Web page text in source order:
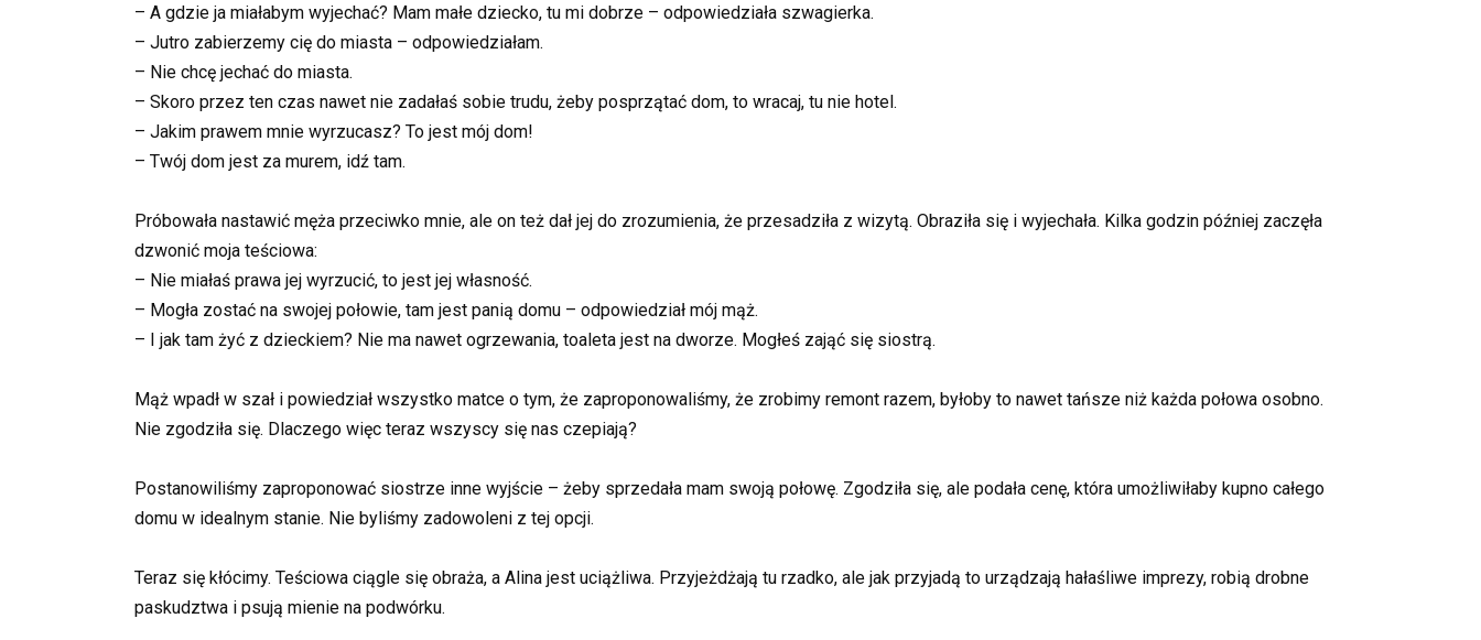
– A gdzie ja miałabym wyjechać? Mam małe dziecko, tu mi dobrze – odpowiedziała szwagierka.
– Jutro zabierzemy cię do miasta – odpowiedziałam.
– Nie chcę jechać do miasta.
– Skoro przez ten czas nawet nie zadałaś sobie trudu, żeby posprzątać dom, to wracaj, tu nie hotel.
– Jakim prawem mnie wyrzucasz? To jest mój dom!
– Twój dom jest za murem, idź tam.
Próbowała nastawić męża przeciwko mnie, ale on też dał jej do zrozumienia, że przesadziła z wizytą. Obraziła się i wyjechała. Kilka godzin później zaczęła
dzwonić moja teściowa:
– Nie miałaś prawa jej wyrzucić, to jest jej własność.
– Mogła zostać na swojej połowie, tam jest panią domu – odpowiedział mój mąż.
– I jak tam żyć z dzieckiem? Nie ma nawet ogrzewania, toaleta jest na dworze. Mogłeś zająć się siostrą.
Mąż wpadł w szał i powiedział wszystko matce o tym, że zaproponowaliśmy, że zrobimy remont razem, byłoby to nawet tańsze niż każda połowa osobno.
Nie zgodziła się. Dlaczego więc teraz wszyscy się nas czepiają?
Postanowiliśmy zaproponować siostrze inne wyjście – żeby sprzedała mam swoją połowę. Zgodziła się, ale podała cenę, która umożliwiłaby kupno całego
domu w idealnym stanie. Nie byliśmy zadowoleni z tej opcji.
Teraz się kłócimy. Teściowa ciągle się obraża, a Alina jest uciążliwa. Przyjeżdżają tu rzadko, ale jak przyjadą to urządzają hałaśliwe imprezy, robią drobne
paskudztwa i psują mienie na podwórku.